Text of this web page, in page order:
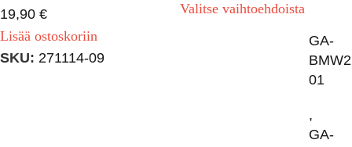
19,90 €
Lisää ostoskoriin
SKU: 271114-09
Valitse vaihtoehdoista
GA-
01
,
GA-